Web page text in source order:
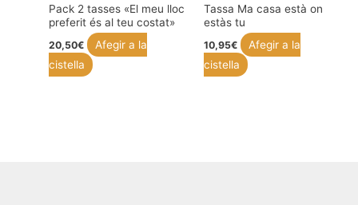
Pack 2 tasses «El meu lloc
preferit és al teu costat»
20,50€
Afegir a la
cistella
Tassa Ma casa està on
estàs tu
10,95€
Afegir a la
cistella